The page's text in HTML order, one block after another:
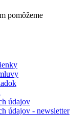
pomôžeme
údajov
údajov - newsletter